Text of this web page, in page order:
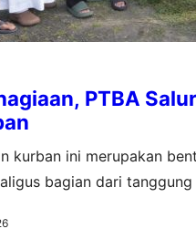
PTBA
kurban ini merupakan
bagian dari